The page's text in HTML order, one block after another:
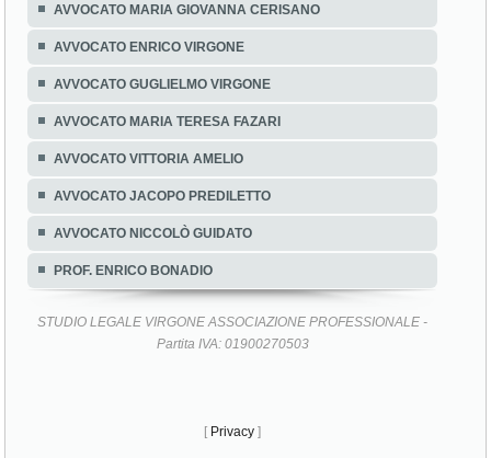
AVVOCATO MARIA GIOVANNA CERISANO
AVVOCATO ENRICO VIRGONE
AVVOCATO GUGLIELMO VIRGONE
AVVOCATO MARIA TERESA FAZARI
AVVOCATO VITTORIA AMELIO
AVVOCATO JACOPO PREDILETTO
AVVOCATO NICCOLÒ GUIDATO
PROF. ENRICO BONADIO
STUDIO LEGALE VIRGONE ASSOCIAZIONE PROFESSIONALE -
Partita IVA: 01900270503
[ Privacy ]